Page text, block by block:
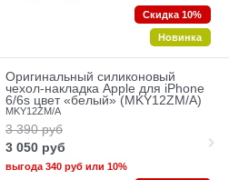
Скидка 10%
Новинка
Оригинальный силиконовый
чехол-накладка Apple для iPhone
6/6s цвет «белый» (MKY12ZM/A)
MKY12ZM/A
3 390 руб
3 050 руб
выгода 340 рубили 10%